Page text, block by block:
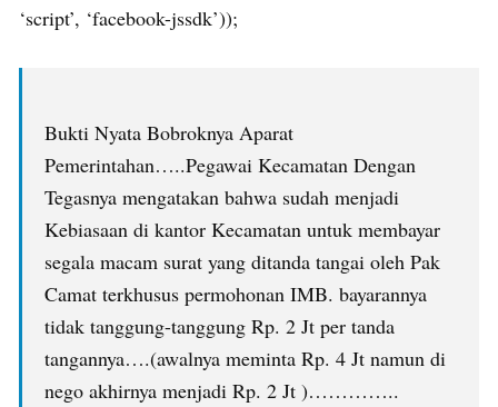
‘script’, ‘facebook-jssdk’));
Bukti Nyata Bobroknya Aparat
Pemerintahan…..Pegawai Kecamatan Dengan
Tegasnya mengatakan bahwa sudah menjadi
Kebiasaan di kantor Kecamatan untuk membayar
segala macam surat yang ditanda tangai oleh Pak
Camat terkhusus permohonan IMB. bayarannya
tidak tanggung-tanggung Rp. 2 Jt per tanda
tangannya….(awalnya meminta Rp. 4 Jt namun di
nego akhirnya menjadi Rp. 2 Jt )…………..